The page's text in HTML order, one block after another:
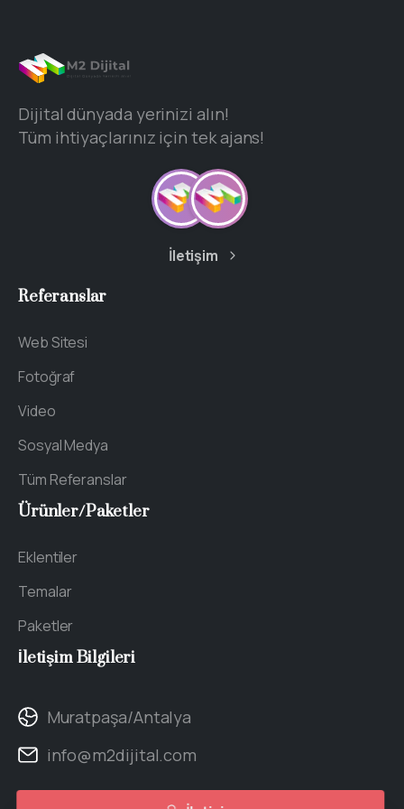
Dijital dünyada yerinizi alın!
Tüm ihtiyaçlarınız için tek ajans!
İletişim
Referanslar
Web Sitesi
Fotoğraf
Video
Sosyal Medya
Tüm Referanslar
Ürünler/Paketler
Eklentiler
Temalar
Paketler
İletişimBilgileri
Muratpaşa/Antalya
info@m2dijital.com